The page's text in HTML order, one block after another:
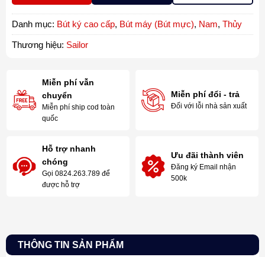
Danh mục: Bút ký cao cấp, Bút máy (Bút mực), Nam, Thủy
Thương hiệu: Sailor
Miễn phí vẫn
chuyển
Miễn phí ship cod toàn
quốc
Miễn phí đổi - trả
Đối với lỗi nhà sản xuất
Hỗ trợ nhanh
chóng
Gọi 0824.263.789 để
được hỗ trợ
Ưu đãi thành viên
Đăng ký Email nhận
500k
THÔNG TIN SẢN PHẨM